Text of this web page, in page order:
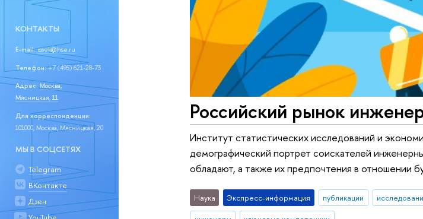
КОНТАКТЫ
E-mail:issek@hse.ru
Телефон:+7 (495) 621-28-73
Адрес: Москва,
Мясницкая, 11
Для корреспонденции:
101000, Москва, Мясницкая, 20
МЫ В СОЦСЕТЯХ
Telegram
ВКонтакте
Дзен
Российский рынок
Институт статистических исследований и
демографический портрет соискателей
обладают, а также их предпочтения в отношении
Наука Экспресс-информация публикации